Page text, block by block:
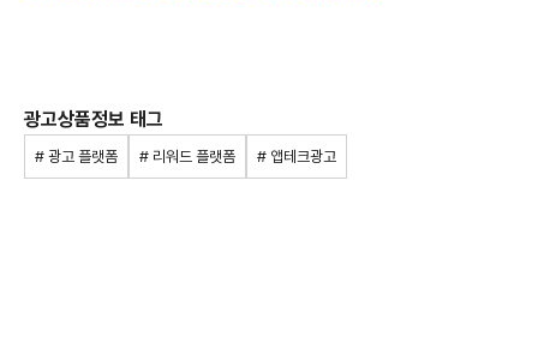
광고상품정보 태그
# 광고 플랫폼 # 리워드 플랫폼 # 앱테크광고